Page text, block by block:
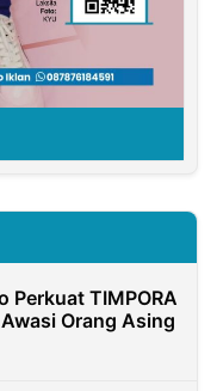
Perkuat TIMPORA
Orang Asing